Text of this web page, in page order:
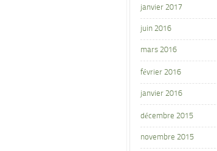
janvier 2017
juin 2016
mars 2016
février 2016
janvier 2016
décembre 2015
novembre 2015